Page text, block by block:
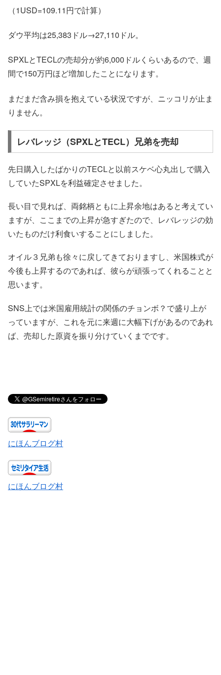
（1USD=109.11円で計算）
ダウ平均は25,383ドル→27,110ドル。
SPXLとTECLの売却分が約6,000ドルくらいあるので、週
間で150万円ほど増加したことになります。
まだまだ含み損を抱えている状況ですが、ニッコリが止ま
りません。
レバレッジ（SPXLとTECL）兄弟を売却
先日購入したばかりのTECLと以前スケベ心丸出しで購入
していたSPXLを利益確定させました。
長い目で見れば、両銘柄ともに上昇余地はあると考えてい
ますが、ここまでの上昇が急すぎたので、レバレッジの効
いたものだけ利食いすることにしました。
オイル３兄弟も徐々に戻してきておりますし、米国株式が
今後も上昇するのであれば、彼らが頑張ってくれることと
思います。
SNS上では米国雇用統計の関係のチョンボ？で盛り上が
っていますが、これを元に来週に大幅下げがあるのであれ
ば、売却した原資を振り分けていくまでです。
にほんブログ村
にほんブログ村